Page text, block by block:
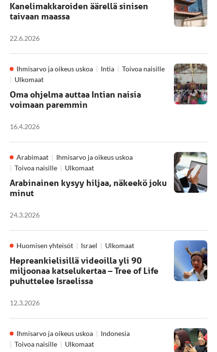
Kanelimakkaroiden äärellä sinisen
taivaan maassa
22.6.2026
Ihmisarvo ja oikeus uskoa Intia
Toivoa naisille
Ulkomaat
Oma ohjelma auttaa Intian naisia
voimaan paremmin
16.4.2026
Arabimaat
Ihmisarvo ja oikeus uskoa
Toivoa naisille
Ulkomaat
Arabinainen kysyy hiljaa, näkeekö joku
minut
24.3.2026
Huomisen yhteisöt Israel Ulkomaat
Hepreankielisillä videoilla yli 90
miljoonaa katselukertaa – Tree of Life
puhuttelee Israelissa
12.3.2026
Ihmisarvo ja oikeus uskoa
Indonesia
Toivoa naisille
Ulkomaat